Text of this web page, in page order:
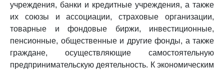
учреждения, банки и кредитные учреждения, а также
их союзы и ассоциации, страховые организации,
товарные и фондовые биржи, инвестиционные,
пенсионные, общественные и другие фонды, а также
граждане, осуществляющие самостоятельную
предпринимательскую деятельность. К экономическим